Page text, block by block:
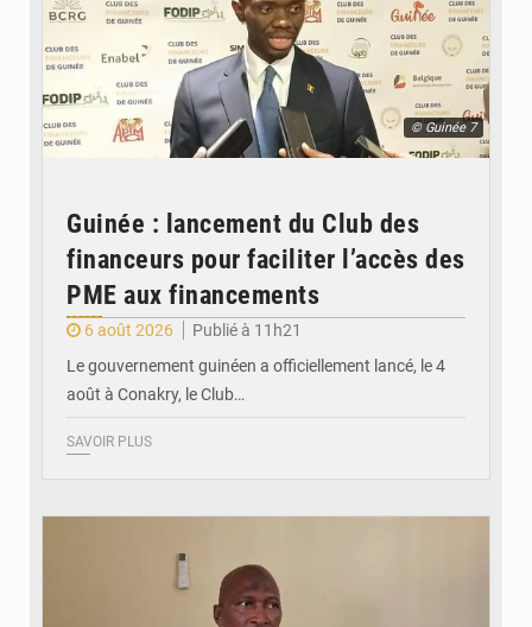
© Guinée 7
Guinée : lancement du Club des
financeurs pour faciliter l’accès des
PME aux financements
6 août 2026
Publié à 11h21
Le gouvernement guinéen a officiellement lancé, le 4
août à Conakry, le Club…
SAVOIR PLUS